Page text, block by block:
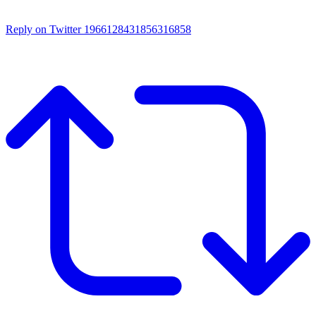
Reply on Twitter 1966128431856316858